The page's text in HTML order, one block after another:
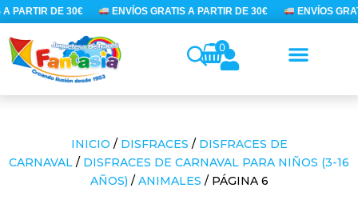
Ir
al
contenido
PARTIR DE 30€ ENVÍOS GRATIS A PARTIR DE 30€ ENVÍOS
0
INICIO / DISFRACES / DISFRACES DE
CARNAVAL / DISFRACES DE CARNAVAL PARA NIÑOS (3-16
AÑOS) / ANIMALES / PÁGINA 6